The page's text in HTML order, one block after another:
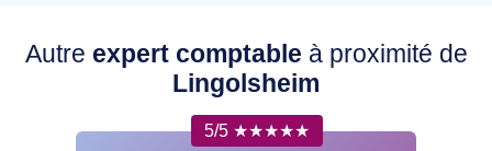
Autre expert comptable à proximité de
Lingolsheim
5/5 ★★★★★